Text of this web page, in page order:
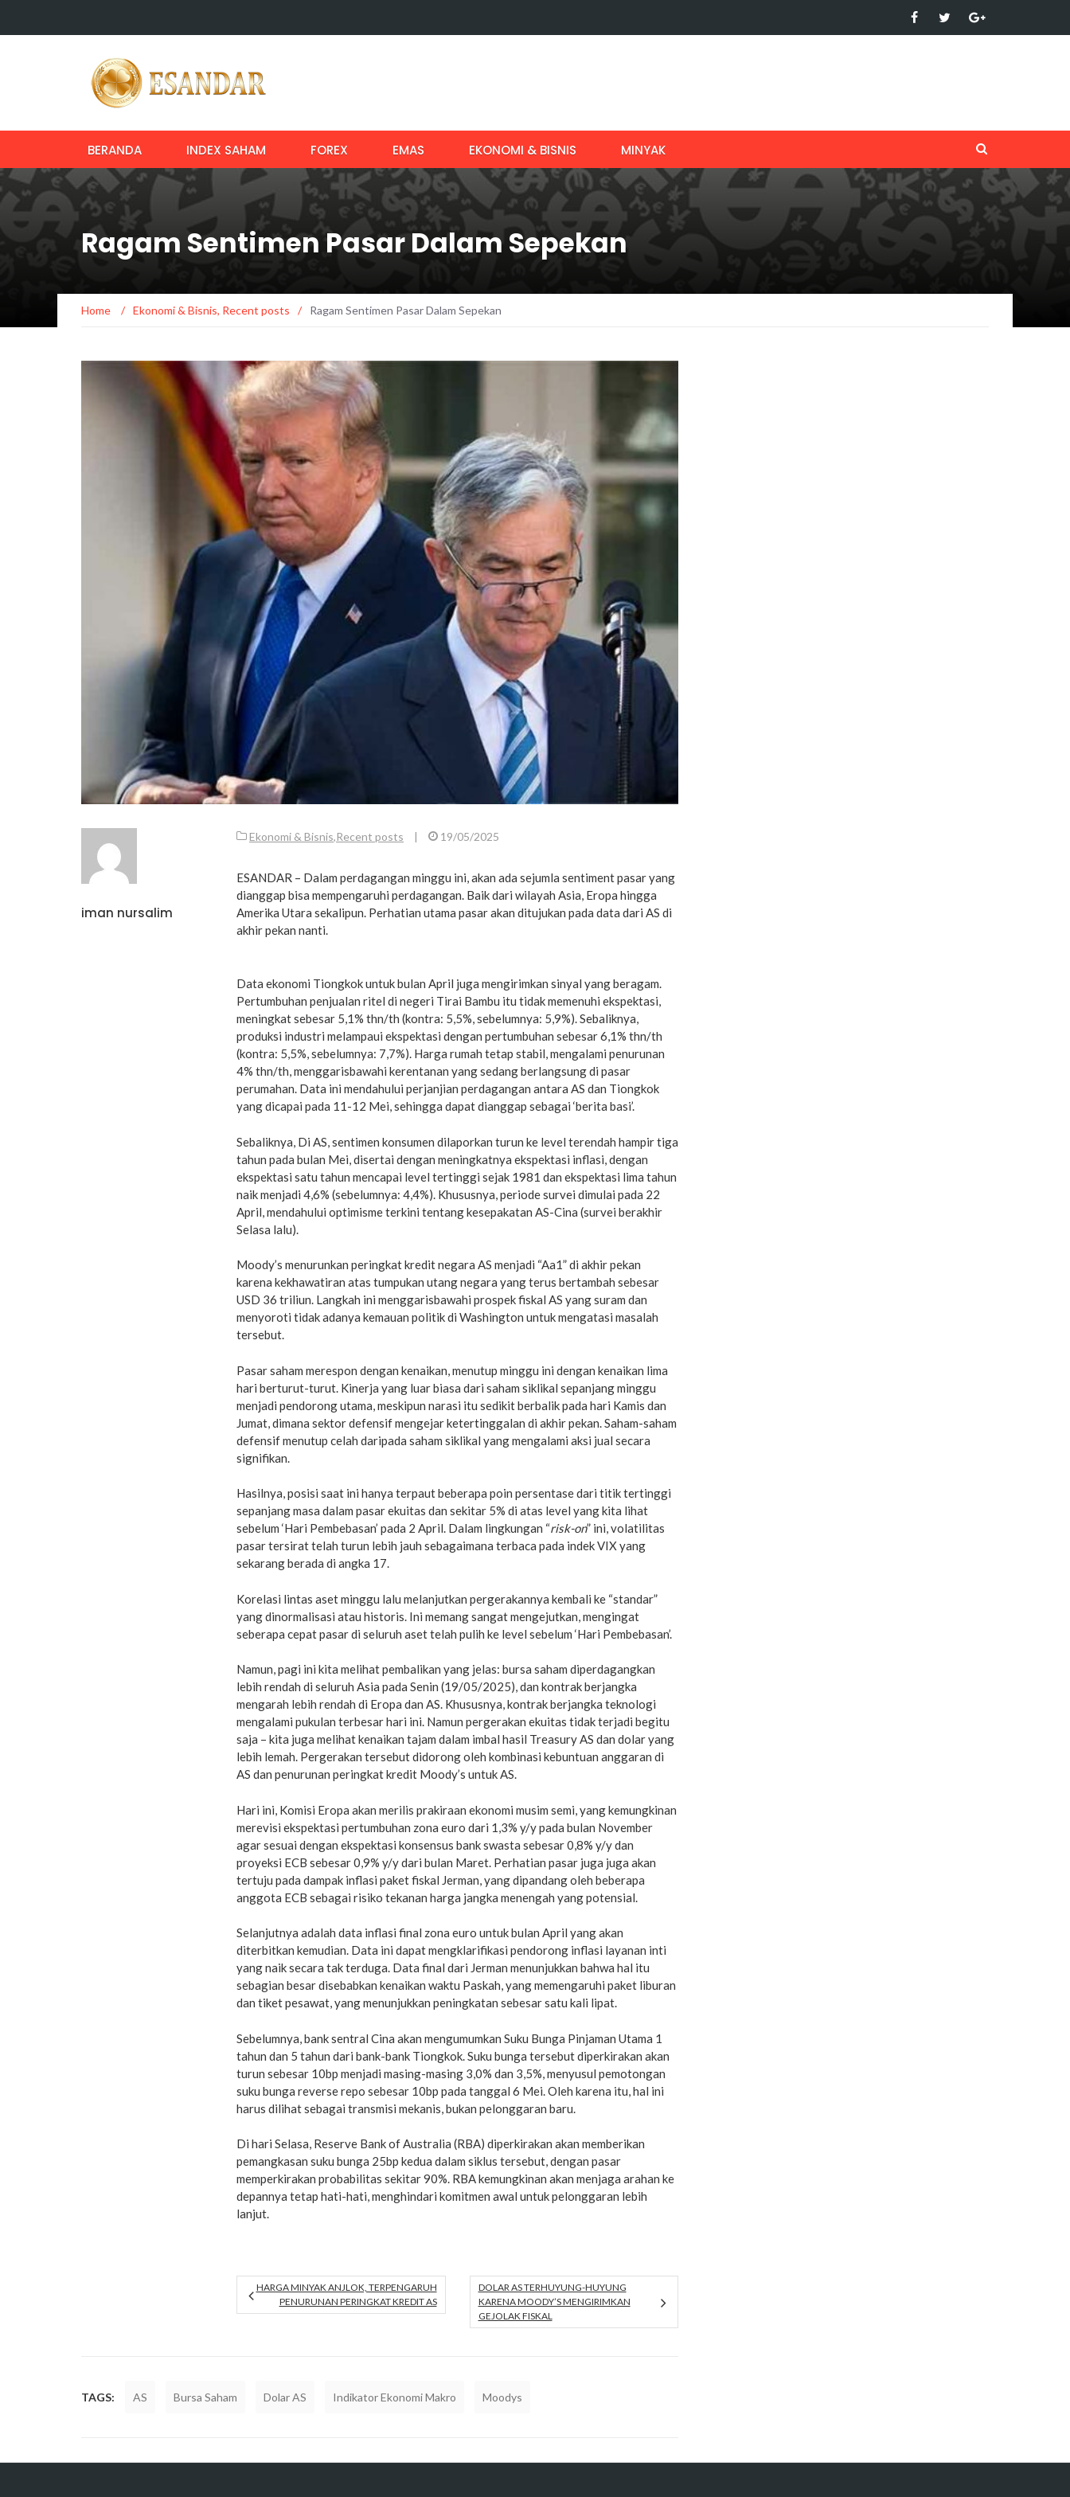
BERANDA INDEX SAHAM FOREX EMAS EKONOMI & BISNIS MINYAK
Ragam Sentimen Pasar Dalam Sepekan
Home / Ekonomi & Bisnis, Recent posts / Ragam Sentimen Pasar Dalam Sepekan
iman nursalim
Ekonomi & Bisnis,Recent posts | 19/05/2025
ESANDAR – Dalam perdagangan minggu ini, akan ada sejumla sentiment pasar yang
dianggap bisa mempengaruhi perdagangan. Baik dari wilayah Asia, Eropa hingga
Amerika Utara sekalipun. Perhatian utama pasar akan ditujukan pada data dari AS di
akhir pekan nanti.
Data ekonomi Tiongkok untuk bulan April juga mengirimkan sinyal yang beragam.
Pertumbuhan penjualan ritel di negeri Tirai Bambu itu tidak memenuhi ekspektasi,
meningkat sebesar 5,1% thn/th (kontra: 5,5%, sebelumnya: 5,9%). Sebaliknya,
produksi industri melampaui ekspektasi dengan pertumbuhan sebesar 6,1% thn/th
(kontra: 5,5%, sebelumnya: 7,7%). Harga rumah tetap stabil, mengalami penurunan
4% thn/th, menggarisbawahi kerentanan yang sedang berlangsung di pasar
perumahan. Data ini mendahului perjanjian perdagangan antara AS dan Tiongkok
yang dicapai pada 11-12 Mei, sehingga dapat dianggap sebagai ‘berita basi’.
Sebaliknya, Di AS, sentimen konsumen dilaporkan turun ke level terendah hampir tiga
tahun pada bulan Mei, disertai dengan meningkatnya ekspektasi inflasi, dengan
ekspektasi satu tahun mencapai level tertinggi sejak 1981 dan ekspektasi lima tahun
naik menjadi 4,6% (sebelumnya: 4,4%). Khususnya, periode survei dimulai pada 22
April, mendahului optimisme terkini tentang kesepakatan AS-Cina (survei berakhir
Selasa lalu).
Moody’s menurunkan peringkat kredit negara AS menjadi “Aa1” di akhir pekan
karena kekhawatiran atas tumpukan utang negara yang terus bertambah sebesar
USD 36 triliun. Langkah ini menggarisbawahi prospek fiskal AS yang suram dan
menyoroti tidak adanya kemauan politik di Washington untuk mengatasi masalah
tersebut.
Pasar saham merespon dengan kenaikan, menutup minggu ini dengan kenaikan lima
hari berturut-turut. Kinerja yang luar biasa dari saham siklikal sepanjang minggu
menjadi pendorong utama, meskipun narasi itu sedikit berbalik pada hari Kamis dan
Jumat, dimana sektor defensif mengejar ketertinggalan di akhir pekan. Saham-saham
defensif menutup celah daripada saham siklikal yang mengalami aksi jual secara
signifikan.
Hasilnya, posisi saat ini hanya terpaut beberapa poin persentase dari titik tertinggi
sepanjang masa dalam pasar ekuitas dan sekitar 5% di atas level yang kita lihat
sebelum ‘Hari Pembebasan’ pada 2 April. Dalam lingkungan “risk-on” ini, volatilitas
pasar tersirat telah turun lebih jauh sebagaimana terbaca pada indek VIX yang
sekarang berada di angka 17.
Korelasi lintas aset minggu lalu melanjutkan pergerakannya kembali ke “standar”
yang dinormalisasi atau historis. Ini memang sangat mengejutkan, mengingat
seberapa cepat pasar di seluruh aset telah pulih ke level sebelum ‘Hari Pembebasan’.
Namun, pagi ini kita melihat pembalikan yang jelas: bursa saham diperdagangkan
lebih rendah di seluruh Asia pada Senin (19/05/2025), dan kontrak berjangka
mengarah lebih rendah di Eropa dan AS. Khususnya, kontrak berjangka teknologi
mengalami pukulan terbesar hari ini. Namun pergerakan ekuitas tidak terjadi begitu
saja – kita juga melihat kenaikan tajam dalam imbal hasil Treasury AS dan dolar yang
lebih lemah. Pergerakan tersebut didorong oleh kombinasi kebuntuan anggaran di
AS dan penurunan peringkat kredit Moody’s untuk AS.
Hari ini, Komisi Eropa akan merilis prakiraan ekonomi musim semi, yang kemungkinan
merevisi ekspektasi pertumbuhan zona euro dari 1,3% y/y pada bulan November
agar sesuai dengan ekspektasi konsensus bank swasta sebesar 0,8% y/y dan
proyeksi ECB sebesar 0,9% y/y dari bulan Maret. Perhatian pasar juga juga akan
tertuju pada dampak inflasi paket fiskal Jerman, yang dipandang oleh beberapa
anggota ECB sebagai risiko tekanan harga jangka menengah yang potensial.
Selanjutnya adalah data inflasi final zona euro untuk bulan April yang akan
diterbitkan kemudian. Data ini dapat mengklarifikasi pendorong inflasi layanan inti
yang naik secara tak terduga. Data final dari Jerman menunjukkan bahwa hal itu
sebagian besar disebabkan kenaikan waktu Paskah, yang memengaruhi paket liburan
dan tiket pesawat, yang menunjukkan peningkatan sebesar satu kali lipat.
Sebelumnya, bank sentral Cina akan mengumumkan Suku Bunga Pinjaman Utama 1
tahun dan 5 tahun dari bank-bank Tiongkok. Suku bunga tersebut diperkirakan akan
turun sebesar 10bp menjadi masing-masing 3,0% dan 3,5%, menyusul pemotongan
suku bunga reverse repo sebesar 10bp pada tanggal 6 Mei. Oleh karena itu, hal ini
harus dilihat sebagai transmisi mekanis, bukan pelonggaran baru.
Di hari Selasa, Reserve Bank of Australia (RBA) diperkirakan akan memberikan
pemangkasan suku bunga 25bp kedua dalam siklus tersebut, dengan pasar
memperkirakan probabilitas sekitar 90%. RBA kemungkinan akan menjaga arahan ke
depannya tetap hati-hati, menghindari komitmen awal untuk pelonggaran lebih
lanjut.
HARGA MINYAK ANJLOK, TERPENGARUH
PENURUNAN PERINGKAT KREDIT AS
DOLAR AS TERHUYUNG-HUYUNG
KARENA MOODY’S MENGIRIMKAN
GEJOLAK FISKAL
TAGS: AS Bursa Saham Dolar AS Indikator Ekonomi Makro Moodys